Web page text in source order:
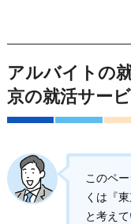
アルバイトの
京の就活サー
このペ
くは『
と考え